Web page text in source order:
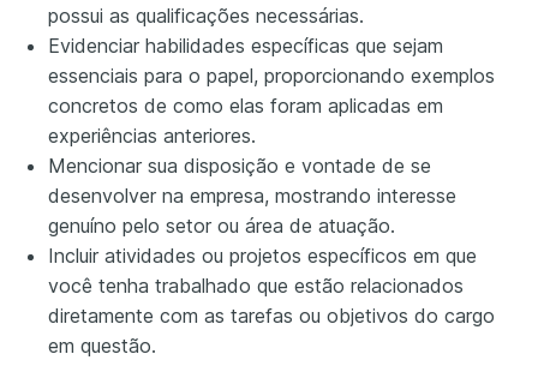
possui as qualificações necessárias.
Evidenciar habilidades específicas que sejam
essenciais para o papel, proporcionando exemplos
concretos de como elas foram aplicadas em
experiências anteriores.
Mencionar sua disposição e vontade de se
desenvolver na empresa, mostrando interesse
genuíno pelo setor ou área de atuação.
Incluir atividades ou projetos específicos em que
você tenha trabalhado que estão relacionados
diretamente com as tarefas ou objetivos do cargo
em questão.